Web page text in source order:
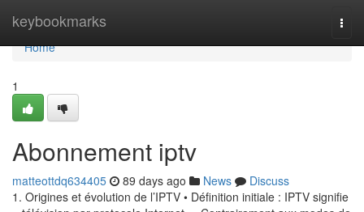
keybookmarks
Home
Home
1
Abonnement iptv
matteottdq634405 89 days ago News
Discuss
1. Origines et évolution de l’IPTV • Définition initiale : IPTV signifie